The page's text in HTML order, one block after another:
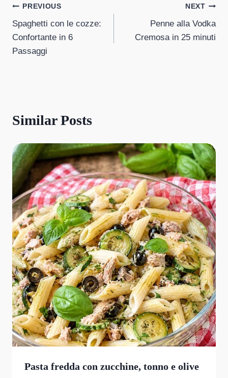
Post
navigation
PREVIOUS
Spaghetti con le cozze:
Confortante in 6
Passaggi
NEXT
Penne alla Vodka
Cremosa in 25 minuti
Similar Posts
Pasta fredda con zucchine, tonno e olive